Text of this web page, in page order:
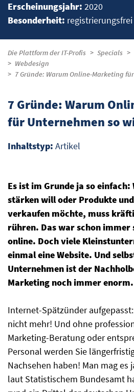
Erscheinungsjahr: 2020
Besonderheit: registrierungsfrei
Die Plattform der IT-Profis Specials
Webdesign
7 Gründe: Warum Online-Marketing
Es ist im Grunde ja so einfach:
stärken will oder Produkte
verkaufen möchte, muss
rühren. Das war schon
online. Doch viele
einmal eine Website. Und
Unternehmen ist der
Marketing noch immer enorm.
Internet-Spätzünder aufgepasst:
nicht mehr! Und ohne
Marketing-Beratung oder
Personal werden Sie
Nachsehen haben! Man mag es
laut Statistischem Bundesamt
7 Gründe: Warum
für Unternehmen so
Inhaltstyp: Artikel